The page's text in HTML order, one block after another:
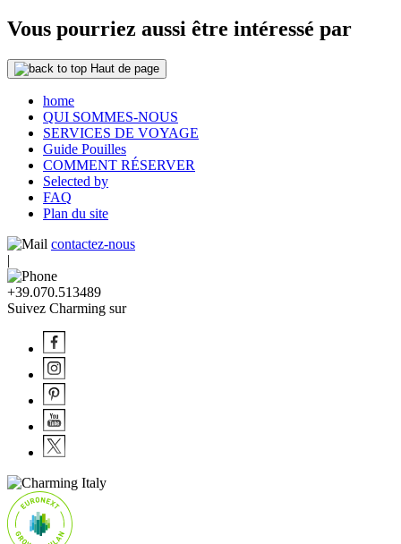
Vous pourriez aussi être intéressé par
Haut de page
home
QUI SOMMES-NOUS
SERVICES DE VOYAGE
Guide Pouilles
COMMENT RÉSERVER
Selected by
FAQ
Plan du site
contactez-nous
|
+39.070.513489
Suivez Charming sur